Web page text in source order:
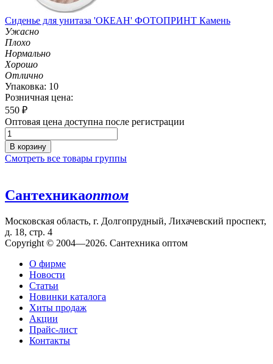
Сиденье для унитаза 'ОКЕАН' ФОТОПРИНТ Камень
Ужасно
Плохо
Нормально
Хорошо
Отлично
Упаковка: 10
Розничная цена:
550 ₽
Оптовая цена доступна после регистрации
В корзину
Смотреть все товары группы
Сантехникаоптом
Московская область, г. Долгопрудный, Лихачевский проспект,
д. 18, стр. 4
Copyright © 2004—2026. Сантехника оптом
О фирме
Новости
Статьи
Новинки каталога
Хиты продаж
Акции
Прайс-лист
Контакты